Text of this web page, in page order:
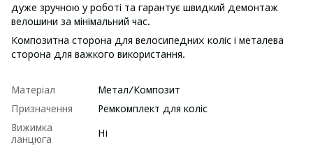
дуже зручною у роботі та гарантує швидкий демонтаж
велошини за мінімальний час.
Композитна сторона для велосипедних коліс і металева
сторона для важкого використання.
Матеріал
Метал/Композит
Призначення
Ремкомплект для коліс
Вижимка
ланцюга
Ні